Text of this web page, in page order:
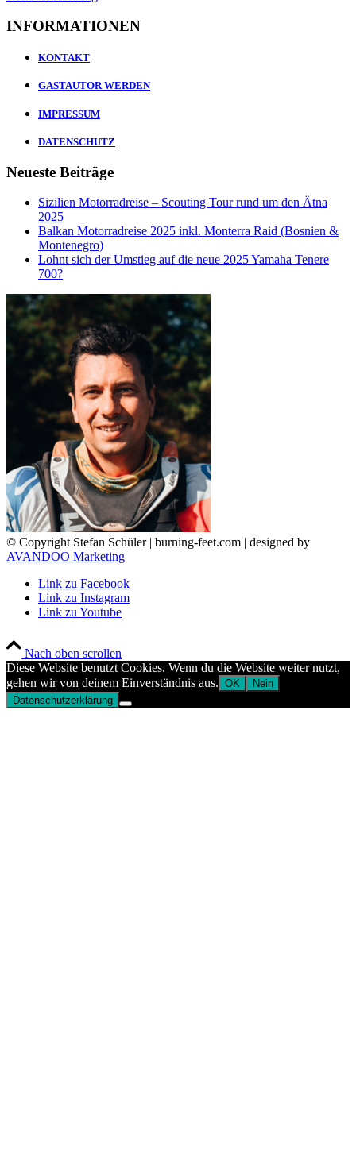
INFORMATIONEN
KONTAKT
GASTAUTOR WERDEN
IMPRESSUM
DATENSCHUTZ
Neueste Beiträge
Sizilien Motorradreise – Scouting Tour rund um den Ätna
2025
Balkan Motorradreise 2025 inkl. Monterra Raid (Bosnien &
Montenegro)
Lohnt sich der Umstieg auf die neue 2025 Yamaha Tenere
700?
© Copyright Stefan Schüler | burning-feet.com | designed by
AVANDOO Marketing
Link zu Facebook
Link zu Instagram
Link zu Youtube
Nach oben scrollen
Diese Website benutzt Cookies. Wenn du die Website weiter nutzt,
gehen wir von deinem Einverständnis aus. OK
Nein
Datenschutzerklärung